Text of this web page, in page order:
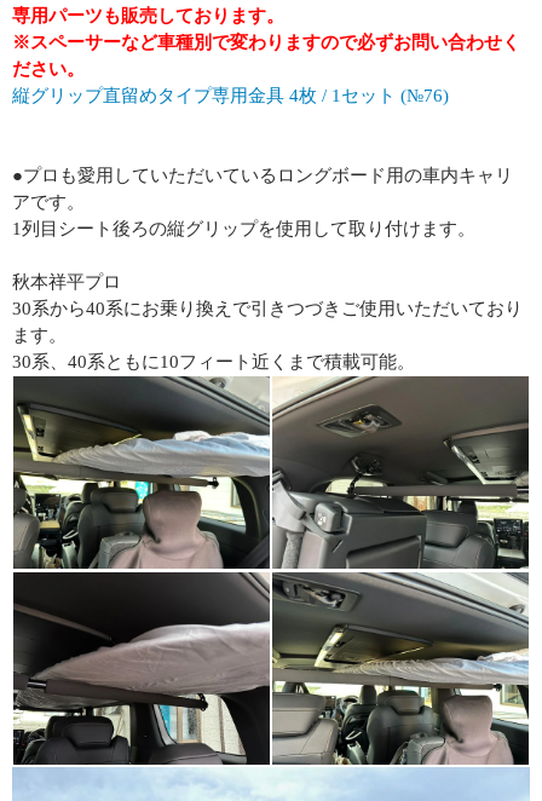
専用パーツも販売しております。
※スペーサーなど車種別で変わりますので必ずお問い合わせく
ださい。
縦グリップ直留めタイプ専用金具 4枚 / 1セット (№76)
●プロも愛用していただいているロングボード用の車内キャリ
アです。
1列目シート後ろの縦グリップを使用して取り付けます。
秋本祥平プロ
30系から40系にお乗り換えで引きつづきご使用いただいており
ます。
30系、40系ともに10フィート近くまで積載可能。